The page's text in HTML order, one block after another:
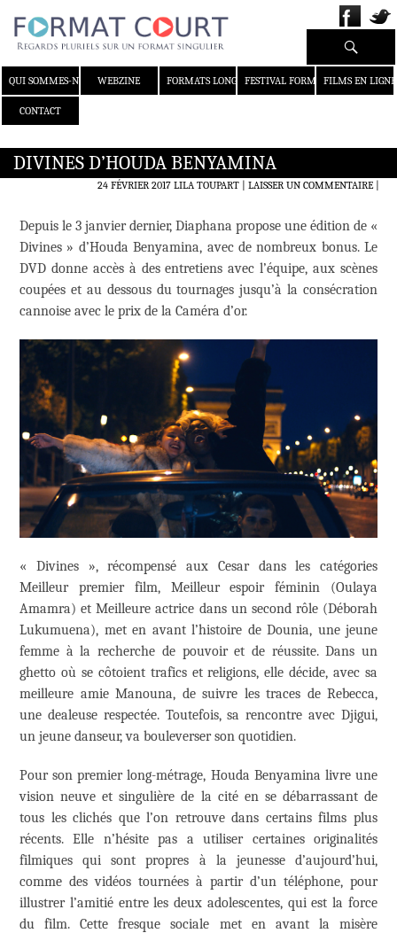
QUI SOMMES-NOUS ?WEBZINE FORMATS LONGS FESTIVAL FORMAT COURT
FILMS EN LIGNE
CONTACT
Recherche
DIVINES D’HOUDA BENYAMINA
24 FÉVRIER 2017 LILA TOUPART LAISSER UN COMMENTAIRE|
Depuis le 3 janvier dernier, Diaphana propose une édition de «
Divines » d’Houda Benyamina, avec de nombreux bonus. Le
DVD donne accès à des entretiens avec l’équipe, aux scènes
coupées et au dessous du tournages jusqu’à la consécration
cannoise avec le prix de la Caméra d’or.
« Divines », récompensé aux Cesar dans les catégories
Meilleur premier film, Meilleur espoir féminin (Oulaya
Amamra) et Meilleure actrice dans un second rôle (Déborah
Lukumuena), met en avant l’histoire de Dounia, une jeune
femme à la recherche de pouvoir et de réussite. Dans un
ghetto où se côtoient trafics et religions, elle décide, avec sa
meilleure amie Manouna, de suivre les traces de Rebecca,
une dealeuse respectée. Toutefois, sa rencontre avec Djigui,
un jeune danseur, va bouleverser son quotidien.
Pour son premier long-métrage, Houda Benyamina livre une
vision neuve et singulière de la cité en se débarrassant de
tous les clichés que l’on retrouve dans certains films plus
récents. Elle n’hésite pas a utiliser certaines originalités
filmiques qui sont propres à la jeunesse d’aujourd’hui,
comme des vidéos tournées à partir d’un téléphone, pour
illustrer l’amitié entre les deux adolescentes, qui est la force
du film. Cette fresque sociale met en avant la misère